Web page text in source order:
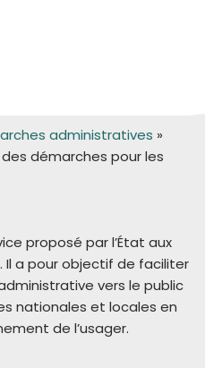
administratives »
démarches pour les
proposé par l’État aux
Il a pour objectif de faciliter
vers le public
nationales et locales en
de l’usager.